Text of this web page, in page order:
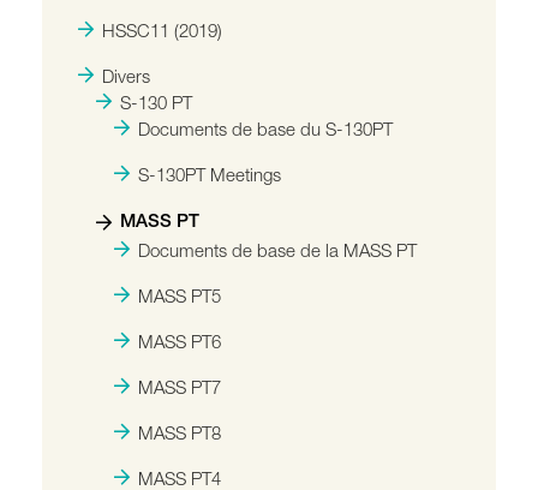
HSSC11 (2019)
Divers
S-130 PT
Documents de base du S-130PT
S-130PT Meetings
MASS PT
Documents de base de la MASS PT
MASS PT5
MASS PT6
MASS PT7
MASS PT8
MASS PT4